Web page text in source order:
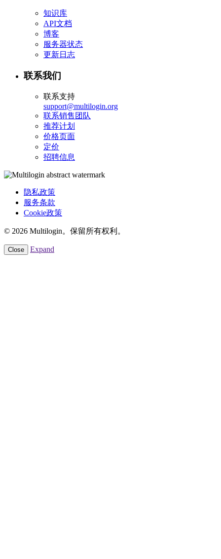
知识库
API文档
博客
服务器状态
更新日志
联系我们
联系支持
support@multilogin.org
联系销售团队
推荐计划
价格页面
定价
招聘信息
隐私政策
服务条款
Cookie政策
© 2026 Multilogin。保留所有权利。
Close Expand